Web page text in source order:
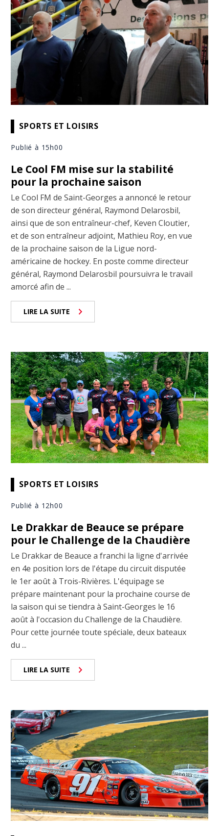
SPORTS ET LOISIRS
Publié à 15h00
Le Cool FM mise sur la stabilité
pour la prochaine saison
Le Cool FM de Saint-Georges a annoncé le retour
de son directeur général, Raymond Delarosbil,
ainsi que de son entraîneur-chef, Keven Cloutier,
et de son entraîneur adjoint, Mathieu Roy, en vue
de la prochaine saison de la Ligue nord-
américaine de hockey. En poste comme directeur
général, Raymond Delarosbil poursuivra le travail
amorcé afin de ...
LIRE LA SUITE
SPORTS ET LOISIRS
Publié à 12h00
Le Drakkar de Beauce se prépare
pour le Challenge de la Chaudière
Le Drakkar de Beauce a franchi la ligne d'arrivée
en 4e position lors de l'étape du circuit disputée
le 1er août à Trois-Rivières. L'équipage se
prépare maintenant pour la prochaine course de
la saison qui se tiendra à Saint-Georges le 16
août à l'occasion du Challenge de la Chaudière.
Pour cette journée toute spéciale, deux bateaux
du ...
LIRE LA SUITE